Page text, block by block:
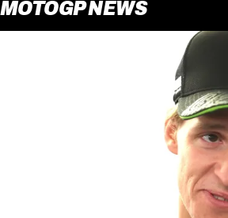
MOTOGP NEWS